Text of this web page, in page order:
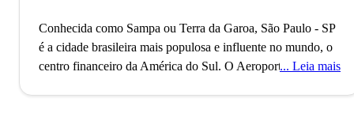
Conhecida como Sampa ou Terra da Garoa, São Paulo - SP
é a cidade brasileira mais populosa e influente no mundo, o
centro financeiro da América do Sul. O Aeroporto deLeia mais